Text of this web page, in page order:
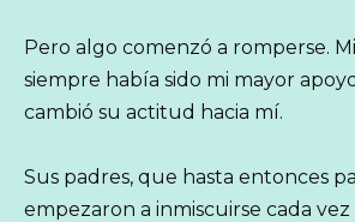
Pero algo comenzó a romperse.
siempre había sido mi mayor
cambió su actitud hacia mí.
Sus padres, que hasta entonces
empezaron a inmiscuirse cada